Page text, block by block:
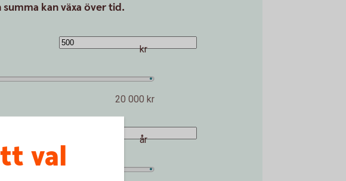
kan växa över tid.
20 000 kr
kr
år
val